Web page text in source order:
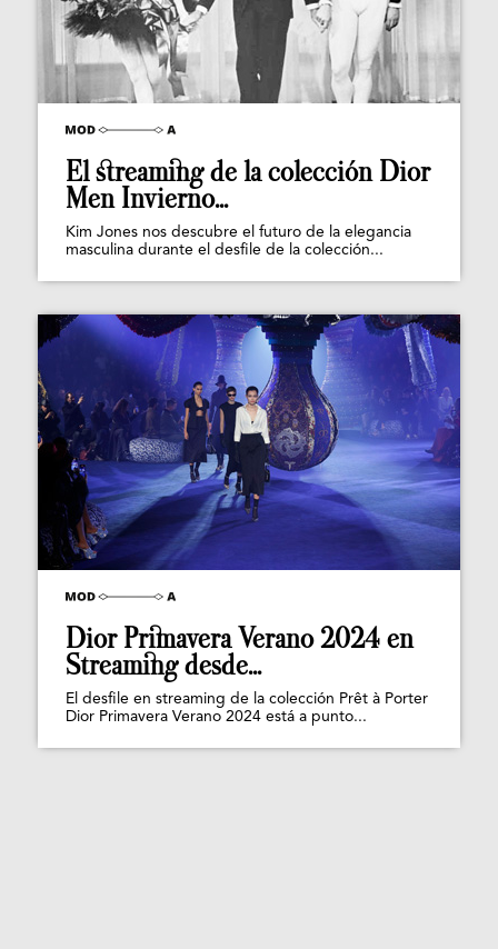
El streaming de la colección Dior
Men Invierno...
Kim Jones nos descubre el futuro de la elegancia
masculina durante el desfile de la colección...
Dior Primavera Verano 2024 en
Streaming desde...
El desfile en streaming de la colección Prêt à Porter
Dior Primavera Verano 2024 está a punto...